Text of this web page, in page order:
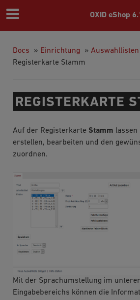
OXID eShop
Docs » Einrichtung » Auswahllisten
Registerkarte Stamm
REGISTERKARTE
Auf der Registerkarte Stamm lassen
erstellen, bearbeiten und den
zuordnen.
Mit der Sprachumstellung im
Eingabebereichs können die